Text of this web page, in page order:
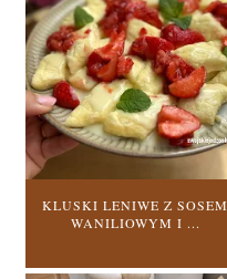
KLUSKI LENIWE Z SOSEM
WANILIOWYM I ...